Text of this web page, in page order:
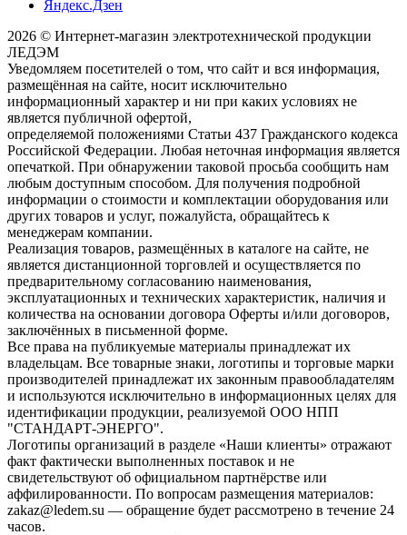
Яндекс.Дзен
2026 © Интернет-магазин электротехнической продукции
ЛЕДЭМ
Уведомляем посетителей о том, что сайт и вся информация,
размещённая на сайте, носит исключительно
информационный характер и ни при каких условиях не
является публичной офертой,
определяемой положениями Статьи 437 Гражданского кодекса
Российской Федерации. Любая неточная информация является
опечаткой. При обнаружении таковой просьба сообщить нам
любым доступным способом. Для получения подробной
информации о стоимости и комплектации оборудования или
других товаров и услуг, пожалуйста, обращайтесь к
менеджерам компании.
Реализация товаров, размещённых в каталоге на сайте, не
является дистанционной торговлей и осуществляется по
предварительному согласованию наименования,
эксплуатационных и технических характеристик, наличия и
количества на основании договора Оферты и/или договоров,
заключённых в письменной форме.
Все права на публикуемые материалы принадлежат их
владельцам. Все товарные знаки, логотипы и торговые марки
производителей принадлежат их законным правообладателям
и используются исключительно в информационных целях для
идентификации продукции, реализуемой ООО НПП
"СТАНДАРТ-ЭНЕРГО".
Логотипы организаций в разделе «Наши клиенты» отражают
факт фактически выполненных поставок и не
свидетельствуют об официальном партнёрстве или
аффилированности. По вопросам размещения материалов:
zakaz@ledem.su — обращение будет рассмотрено в течение 24
часов.